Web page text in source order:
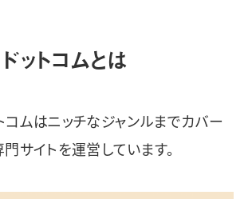
ットコムとは
コムはニッチなジャンルまでカバー
サイトを運営しています。